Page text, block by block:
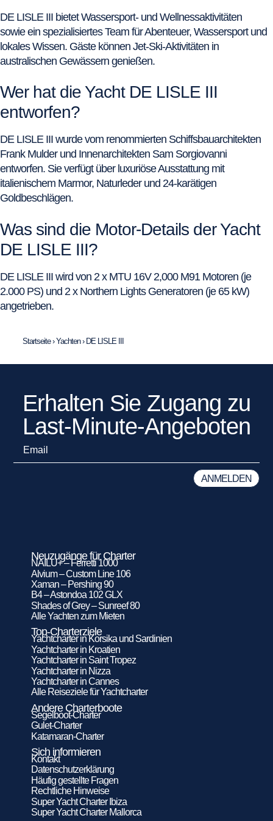
DE LISLE III bietet Wassersport- und Wellnessaktivitäten
sowie ein spezialisiertes Team für Abenteuer, Wassersport und
lokales Wissen. Gäste können Jet-Ski-Aktivitäten in
australischen Gewässern genießen.
Wer hat die Yacht DE LISLE III
entworfen?
DE LISLE III wurde vom renommierten Schiffsbauarchitekten
Frank Mulder und Innenarchitekten Sam Sorgiovanni
entworfen. Sie verfügt über luxuriöse Ausstattung mit
italienischem Marmor, Naturleder und 24-karätigen
Goldbeschlägen.
Was sind die Motor-Details der Yacht
DE LISLE III?
DE LISLE III wird von 2 x MTU 16V 2,000 M91 Motoren (je
2.000 PS) und 2 x Northern Lights Generatoren (je 65 kW)
angetrieben.
Startseite›Yachten› DE LISLE III
Erhalten Sie Zugang zu
Last-Minute-Angeboten
Neuzugänge für Charter
NAILU+ – Ferretti 1000
Alvium – Custom Line 106
Xaman – Pershing 90
B4 – Astondoa 102 GLX
Shades of Grey – Sunreef 80
Alle Yachten zum Mieten
Top-Charterziele
Yachtcharter in Korsika und Sardinien
Yachtcharter in Kroatien
Yachtcharter in Saint Tropez
Yachtcharter in Nizza
Yachtcharter in Cannes
Alle Reiseziele für Yachtcharter
Andere Charterboote
Segelboot-Charter
Gulet-Charter
Katamaran-Charter
Sich informieren
Kontakt
Datenschutzerklärung
Häufig gestellte Fragen
Rechtliche Hinweise
Super Yacht Charter Ibiza
Super Yacht Charter Mallorca